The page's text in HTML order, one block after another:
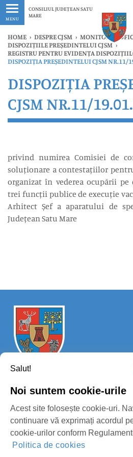
MENU
CONSILIUL JUDEȚEAN SATU
MARE
Ultimele
HOME › DESPRE CJSM › MONITORUL
DISPOZIȚIILE PREȘEDINTELUI CJSM ›
REGISTRU PENTRU EVIDENȚA
DISPOZIȚIA PREȘEDINTELUI CJSM NR.11/
DISPOZIȚIA
CJSM NR.11/
privind numirea Comisiei de
soluționare a contestațiilor
organizat în vederea ocupării
trei funcții publice de execuție
Arhitect Șef a aparatului de
Județean Satu Mare
PROTECȚIA DATELOR
MASS-MEDIA
CONSILIUL JUDEȚEAN
Salut!
Noi suntem cookie-urile
Acest site folosește cookie-uri.
continuare vă exprimați acordul
cookie-urilor conform
Politica de cookies